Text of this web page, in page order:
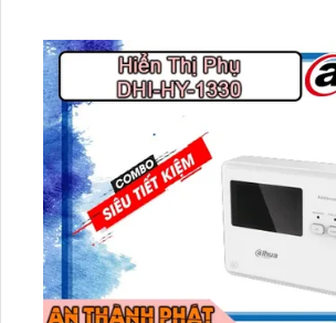
nước chống bụi hoạt động bền bỉ
kiện thời tiết.